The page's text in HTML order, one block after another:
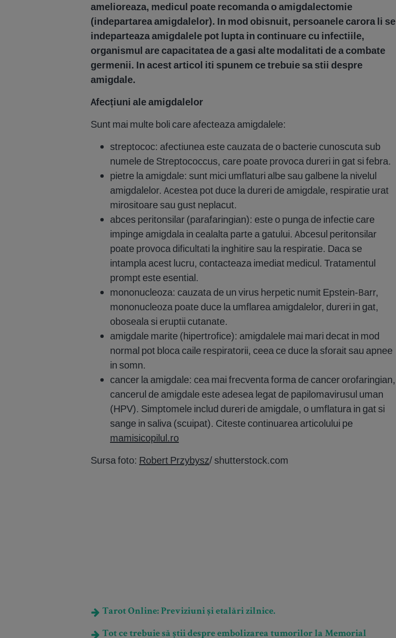
amelioreaza, medicul poate recomanda o amigdalectomie
(indepartarea amigdalelor). In mod obisnuit, persoanele carora li se
indeparteaza amigdalele pot lupta in continuare cu infectiile,
organismul are capacitatea de a gasi alte modalitati de a combate
germenii. In acest articol iti spunem ce trebuie sa stii despre
amigdale.
Afecțiuni ale amigdalelor
Sunt mai multe boli care afecteaza amigdalele:
streptococ: afectiunea este cauzata de o bacterie cunoscuta sub
numele de Streptococcus, care poate provoca dureri in gat si febra.
pietre la amigdale: sunt mici umflaturi albe sau galbene la nivelul
amigdalelor. Acestea pot duce la dureri de amigdale, respiratie urat
mirositoare sau gust neplacut.
abces peritonsilar (parafaringian): este o punga de infectie care
impinge amigdala in cealalta parte a gatului. Abcesul peritonsilar
poate provoca dificultati la inghitire sau la respiratie. Daca se
intampla acest lucru, contacteaza imediat medicul. Tratamentul
prompt este esential.
mononucleoza: cauzata de un virus herpetic numit Epstein-Barr,
mononucleoza poate duce la umflarea amigdalelor, dureri in gat,
oboseala si eruptii cutanate.
amigdale marite (hipertrofice): amigdalele mai mari decat in mod
normal pot bloca caile respiratorii, ceea ce duce la sforait sau apnee
in somn.
cancer la amigdale: cea mai frecventa forma de cancer orofaringian,
cancerul de amigdale este adesea legat de papilomavirusul uman
(HPV). Simptomele includ dureri de amigdale, o umflatura in gat si
sange in saliva (scuipat). Citeste continuarea articolului pe
mamisicopilul.ro
Sursa foto: Robert Przybysz/ shutterstock.com
Tarot Online: Previziuni și etalări zilnice.
Tot ce trebuie să știi despre embolizarea tumorilor la Memorial